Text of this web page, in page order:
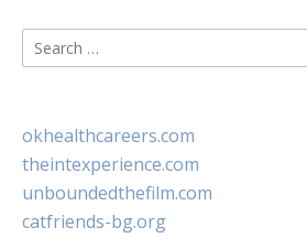
Search
for:
okhealthcareers.com
theintexperience.com
unboundedthefilm.com
catfriends-bg.org